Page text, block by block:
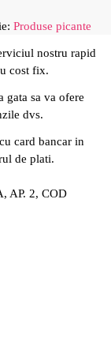
Produse picante
nostru rapid
cost fix.
gata sa va ofere
dvs.
card bancar in
de plati.
AP. 2, COD